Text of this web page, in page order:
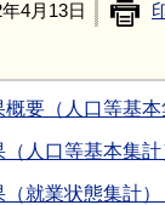
4月13日
要（人口等基本
人口等基本集
就業状態集計